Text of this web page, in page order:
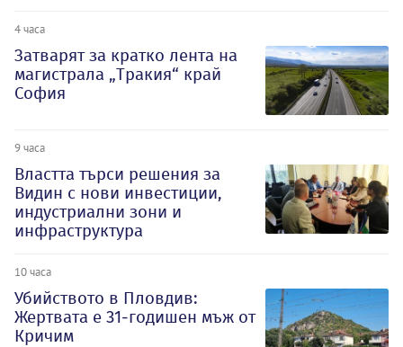
4 часа
Затварят за кратко лента на
магистрала „Тракия“ край
София
9 часа
Властта търси решения за
Видин с нови инвестиции,
индустриални зони и
инфраструктура
10 часа
Убийството в Пловдив:
Жертвата е 31-годишен мъж от
Кричим